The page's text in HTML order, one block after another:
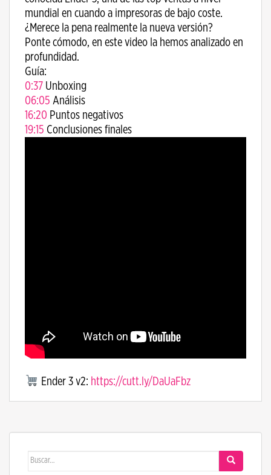
mundial en cuando a impresoras de bajo coste.
¿Merece la pena realmente la nueva versión?
Ponte cómodo, en este video la hemos analizado en
profundidad.
Guía:
0:37 ​ Unboxing
06:05 ​ Análisis
16:20 ​ Puntos negativos
19:15 ​ Conclusiones finales
Ender 3 v2: https://cutt.ly/DaUaFbz
Buscar: